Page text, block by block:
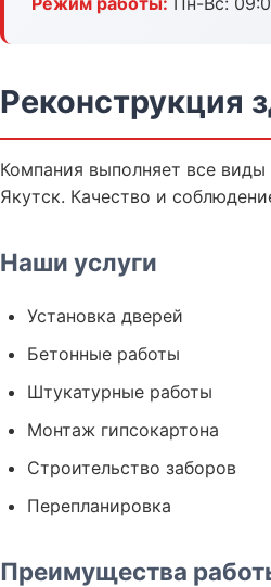
Реконструкция
Компания выполняет все
Якутск. Качество и
Наши услуги
Установка дверей
Бетонные работы
Штукатурные работы
Монтаж гипсокартона
Строительство заборов
Перепланировка
Преимущества